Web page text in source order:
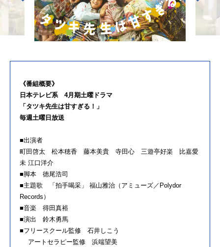
《番組概要》
日本テレビ系 4月期土曜ドラマ
「タツキ先生は甘すぎる！」
毎週土曜日放送
■出演者
町田啓太 松本穂香 藤本美貴 寺田心 三遊亭好楽 比嘉愛
未 江口洋介
■脚本 徳尾浩司
■主題歌 「拍手喝采」 福山雅治（アミューズ／Polydor
Records）
■音楽 得田真裕
■演出 鈴木勇馬
■フリースクール監修 石井しこう
アートセラピー監修 浜端望美